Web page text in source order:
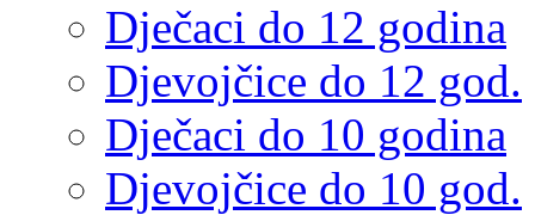
Dječaci do 12 godina
Djevojčice do 12 god.
Dječaci do 10 godina
Djevojčice do 10 god.